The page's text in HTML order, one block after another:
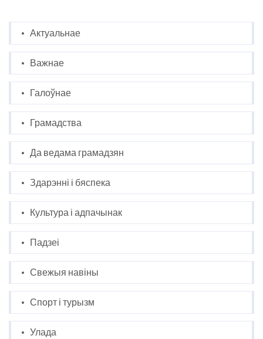
Актуальнае
Важнае
Галоўнае
Грамадства
Да ведама грамадзян
Здарэнні і бяспека
Культура і адпачынак
Падзеі
Свежыя навіны
Спорт і турызм
Улада